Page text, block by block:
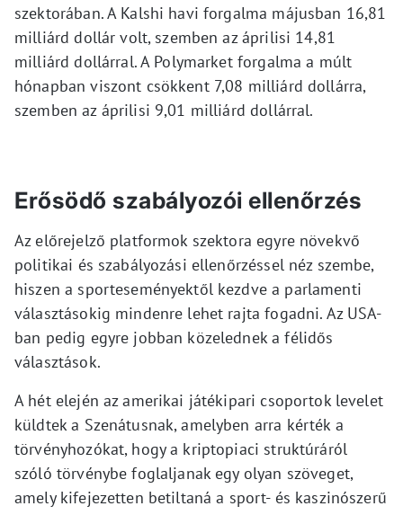
szektorában. A Kalshi havi forgalma májusban 16,81
milliárd dollár volt, szemben az áprilisi 14,81
milliárd dollárral. A Polymarket forgalma a múlt
hónapban viszont csökkent 7,08 milliárd dollárra,
szemben az áprilisi 9,01 milliárd dollárral.
Erősödő szabályozói ellenőrzés
Az előrejelző platformok szektora egyre növekvő
politikai és szabályozási ellenőrzéssel néz szembe,
hiszen a sporteseményektől kezdve a parlamenti
választásokig mindenre lehet rajta fogadni. Az USA-
ban pedig egyre jobban közelednek a félidős
választások.
A hét elején az amerikai játékipari csoportok levelet
küldtek a Szenátusnak, amelyben arra kérték a
törvényhozókat, hogy a kriptopiaci struktúráról
szóló törvénybe foglaljanak egy olyan szöveget,
amely kifejezetten betiltaná a sport- és kaszinószerű